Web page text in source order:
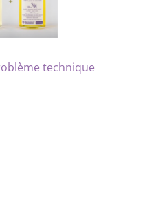
technique